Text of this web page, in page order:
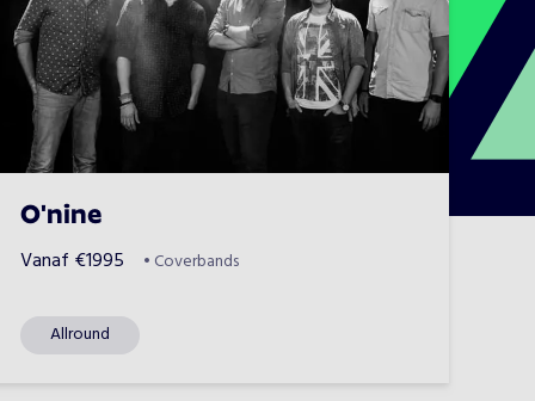
O'nine
Vanaf €1995 • Coverbands
Allround